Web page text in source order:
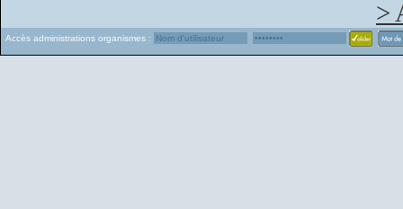
>
Accès administrations organismes :